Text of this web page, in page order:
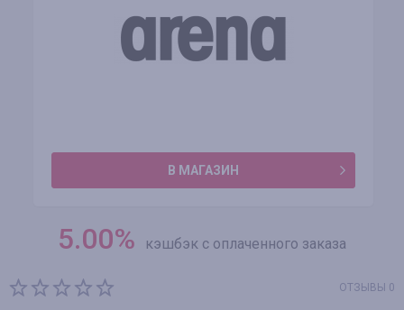
В МАГАЗИН
5.00% кэшбэк с оплаченного заказа
ОТЗЫВЫ 0